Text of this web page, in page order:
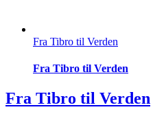
Fra Tibro til Verden
Fra Tibro til Verden
Fra Tibro til Verden